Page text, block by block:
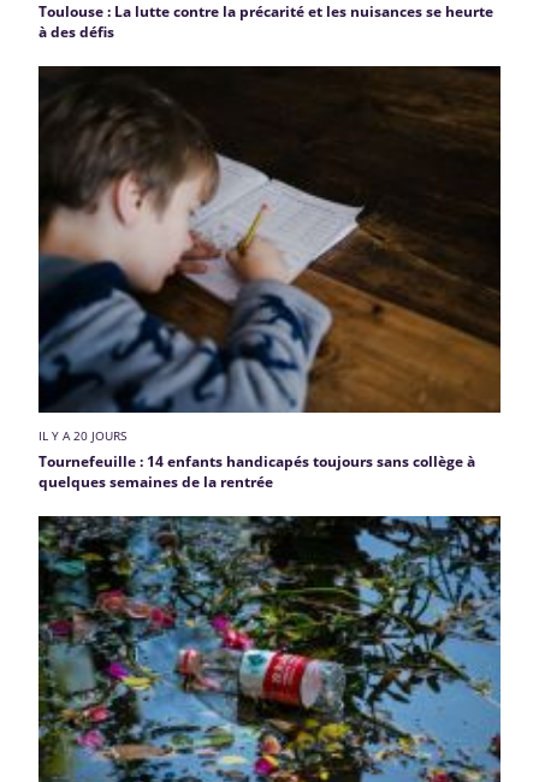
Toulouse : La lutte contre la précarité et les nuisances se heurte
à des défis
IL Y A 20 JOURS
Tournefeuille : 14 enfants handicapés toujours sans collège à
quelques semaines de la rentrée